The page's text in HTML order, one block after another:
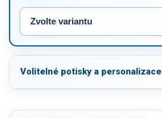
Volitelné potisky a personalizace